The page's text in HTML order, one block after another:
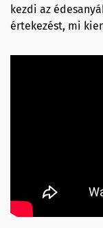
kezdi az
értekezést, mi